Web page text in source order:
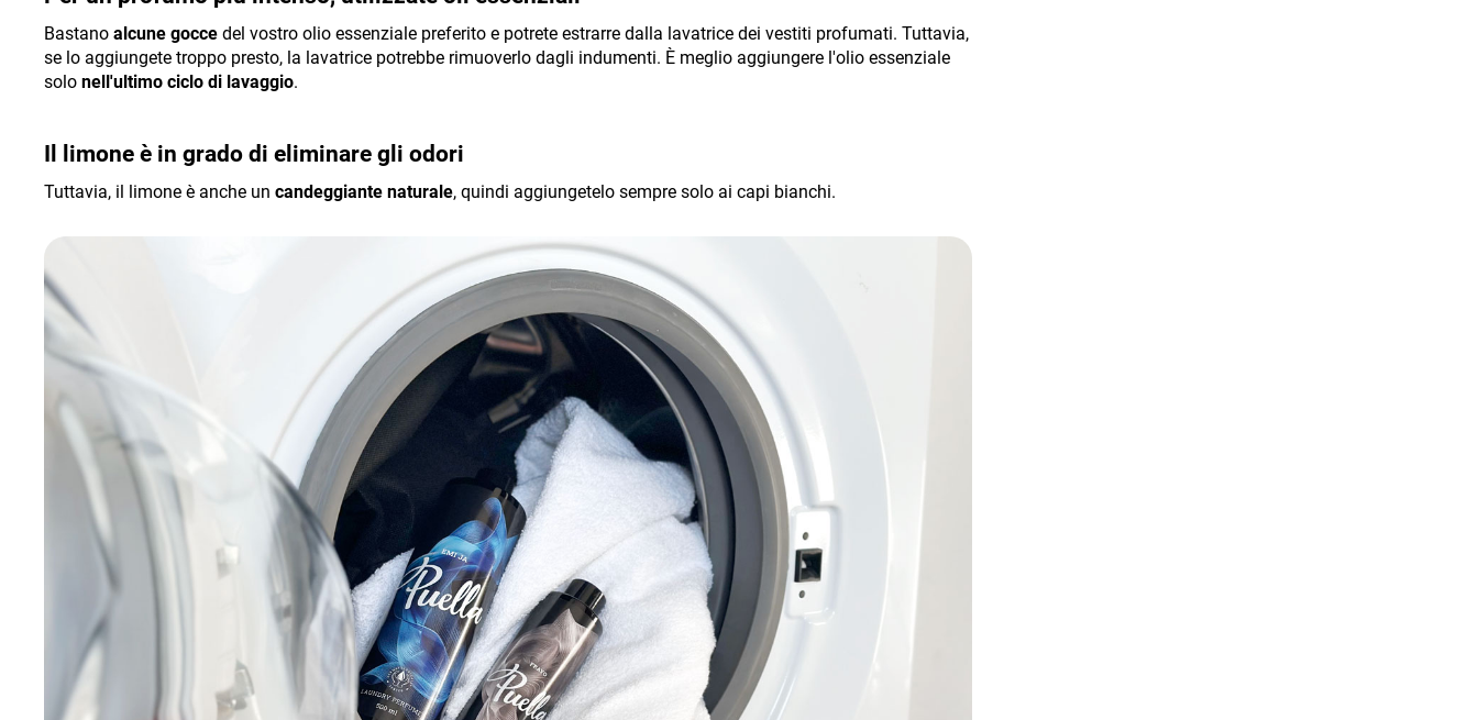
Bastano alcune gocce del vostro olio essenziale preferito e potrete estrarre dalla lavatrice dei vestiti profumati. Tuttavia,
se lo aggiungete troppo presto, la lavatrice potrebbe rimuoverlo dagli indumenti. È meglio aggiungere l'olio essenziale
solo nell'ultimo ciclo di lavaggio.
Il limone è in grado di eliminare gli odori
Tuttavia, il limone è anche un candeggiante naturale, quindi aggiungetelo sempre solo ai capi bianchi.